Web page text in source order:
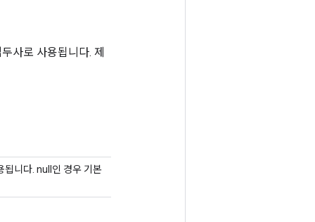
사로 사용됩니다. 제
됩니다. null인 경우 기본